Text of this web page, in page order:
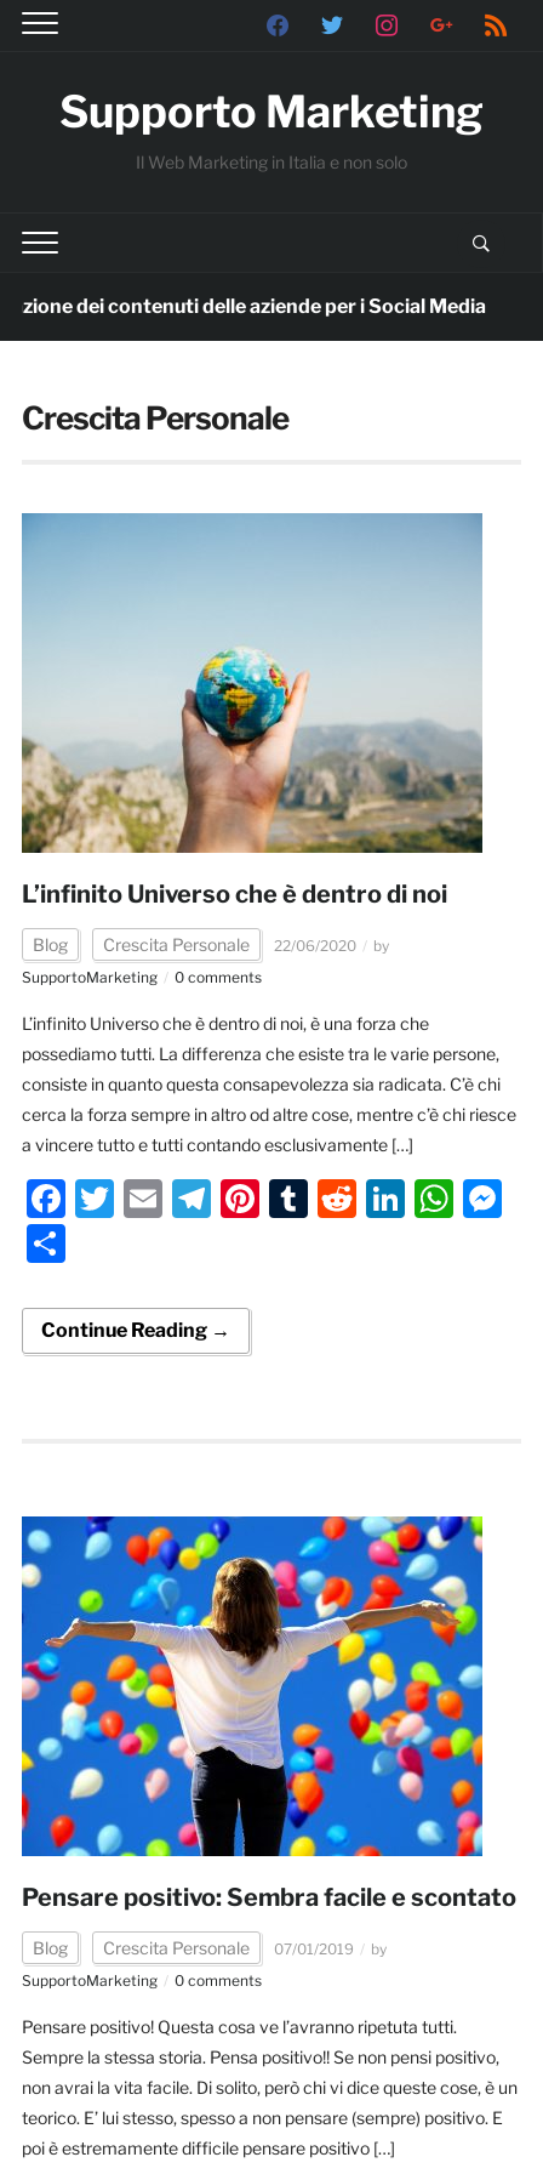
facebooktwitter instagramgoogle rss
Supporto Marketing
Il Web Marketing in Italia e non solo
dei contenuti delle aziende per i Social Media
Crescita Personale
L’infinito Universo che è dentro di noi
Blog Crescita Personale 22/06/2020
by
SupportoMarketing
0 comments
L’infinito Universo che è dentro di noi, è una forza che
possediamo tutti. La differenza che esiste tra le varie persone,
consiste in quanto questa consapevolezza sia radicata. C’è chi
cerca la forza sempre in altro od altre cose, mentre c’è chi riesce
a vincere tutto e tutti contando esclusivamente […]
Facebook
Twitter
EmailTelegram
Pinterest
Tumblr
Reddit
Condividi
Continue Reading →
Pensare positivo: Sembra facile e scontato
Blog Crescita Personale 07/01/2019
by
SupportoMarketing
0 comments
Pensare positivo! Questa cosa ve l’avranno ripetuta tutti.
Sempre la stessa storia. Pensa positivo!! Se non pensi positivo,
non avrai la vita facile. Di solito, però chi vi dice queste cose, è un
teorico. E’ lui stesso, spesso a non pensare (sempre) positivo. E
poi è estremamente difficile pensare positivo […]